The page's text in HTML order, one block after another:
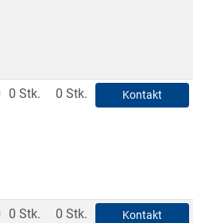
0 Stk. 0 Stk. Kontakt
0 Stk. 0 Stk. Kontakt